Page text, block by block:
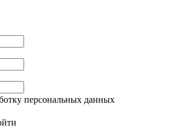
персональных данных